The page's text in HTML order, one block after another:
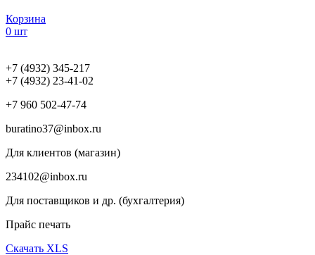
Корзина
0 шт
+7 (4932) 345-217
+7 (4932) 23-41-02
+7 960 502-47-74
buratino37@inbox.ru
Для клиентов (магазин)
234102@inbox.ru
Для поставщиков и др. (бухгалтерия)
Прайс печать
Скачать XLS